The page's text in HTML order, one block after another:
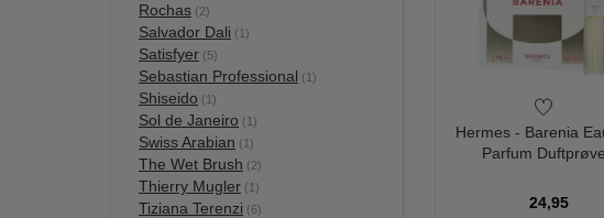
Rochas (2)
Salvador Dali (1)
Satisfyer (5)
Sebastian Professional (1)
Shiseido (1)
Sol de Janeiro (1)
Swiss Arabian (1)
The Wet Brush (2)
Thierry Mugler (1)
Tiziana Terenzi (6)
Hermes - Barenia
Parfum Duftprøve
24,95